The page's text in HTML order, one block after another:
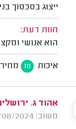
ייצוג בסכסוך
חוות דעת:
הוא אנושי
איכות 10 מחיר
אהוד ג.
משוב: 01/08/2024